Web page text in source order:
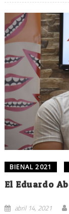
BIENAL 2021
El Eduardo
abril 14, 2021